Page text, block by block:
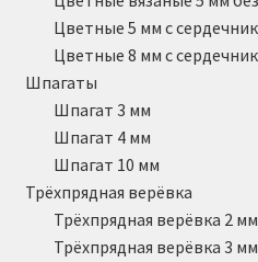
Цветные 5 мм с
Цветные 8 мм с
Шпагаты
Шпагат 3 мм
Шпагат 4 мм
Шпагат 10 мм
Трёхпрядная верёвка
Трёхпрядная верёвка 2 мм
Трёхпрядная верёвка 3 мм